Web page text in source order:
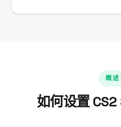
概述
如何设置